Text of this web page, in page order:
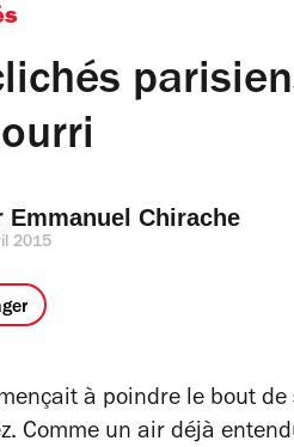
Emmanuel Chirache
2015
à poindre le bout
Comme un air déjà